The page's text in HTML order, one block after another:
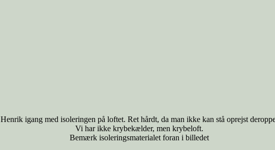
Henrik igang med isoleringen på loftet. Ret hårdt, da man ikke kan stå oprejst
Vi har ikke krybekælder, men krybeloft.
Bemærk isoleringsmaterialet foran i billedet